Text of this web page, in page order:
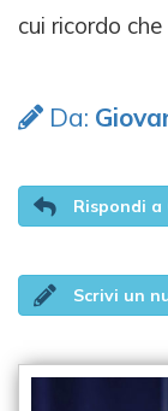
cui ricordo
Da:
Rispondi a
Scrivi un